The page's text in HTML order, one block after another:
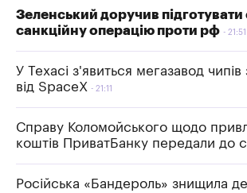
Зеленський доручив підготувати
санкційну операцію проти рф
21:51
У Техасі з'явиться мегазавод
від SpaceX
21:11
Справу Коломойського щодо
коштів ПриватБанку передали до
Російська «Бандероль» знищила